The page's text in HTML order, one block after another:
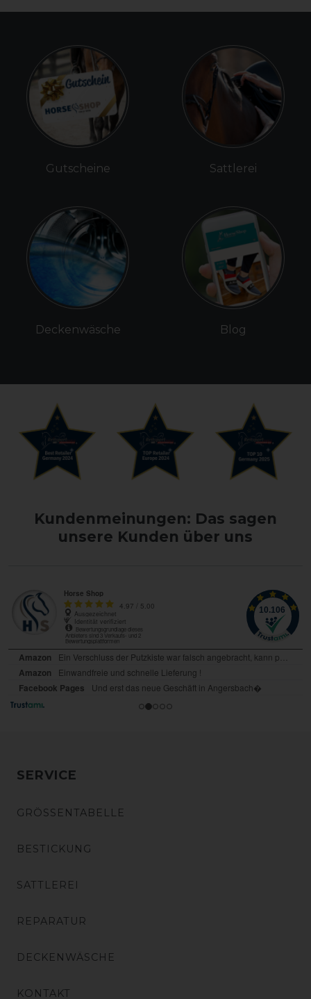
Gutscheine
Deckenwäsche
Sattlerei
Blog
Kundenmeinungen: Das sagen
unsere Kunden über uns
SERVICE
GRÖSSENTABELLE
BESTICKUNG
SATTLEREI
REPARATUR
DECKENWÄSCHE
KONTAKT